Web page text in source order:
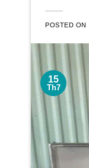
POSTED ON
15
Th7